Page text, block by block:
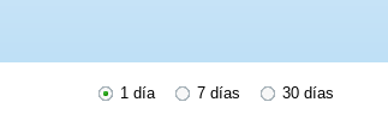
1 día 7 días 30 días